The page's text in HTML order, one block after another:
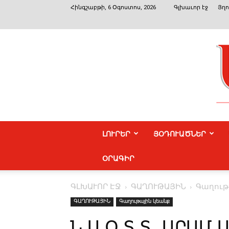
Հինգշաբթի, 6 Օգոստոս, 2026 Գլխաւոր էջ
ԼՈՒՐԵՐ ՅՕԴՈՒԱԾՆԵՐ
ՕՐԱԳԻՐ
ԳԼԽԱՒՈՐ ԷՋ ԳԱՂՈՒԹԱՅԻՆ
ԳԱՂՈՒԹԱՅԻՆ Գաղութային կեանք